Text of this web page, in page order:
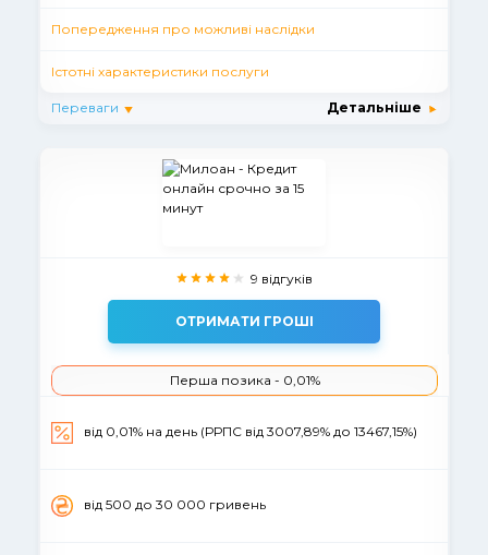
Попередження про можливі наслідки
Істотні характеристики послуги
Переваги Детальніше
9 відгуків
ОТРИМАТИ ГРОШІ
Перша позика - 0,01%
від 0,01% на день (РРПС від 3007,89% до 13467,15%)
вiд 500 до 30 000 гривень